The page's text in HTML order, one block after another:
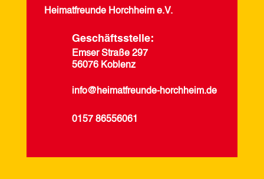
Heimatfreunde Horchheim e.V.
Geschäftsstelle:
Emser Straße 297
56076 Koblenz
info@heimatfreunde-horchheim.de
0157 86556061